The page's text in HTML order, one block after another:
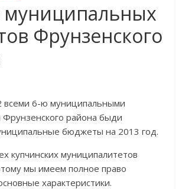
муниципальных
Фрунзенского
всеми 6-ю муниципальными
района быди
бюджеты на 2013 год.
купчинских муниципалитетов
мы имеем полное право
характеристики.